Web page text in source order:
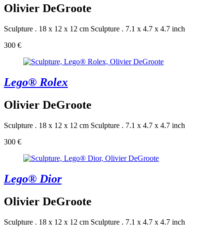
Olivier DeGroote
Sculpture . 18 x 12 x 12 cm Sculpture . 7.1 x 4.7 x 4.7 inch
300 €
Lego® Rolex
Olivier DeGroote
Sculpture . 18 x 12 x 12 cm Sculpture . 7.1 x 4.7 x 4.7 inch
300 €
Lego® Dior
Olivier DeGroote
Sculpture . 18 x 12 x 12 cm Sculpture . 7.1 x 4.7 x 4.7 inch